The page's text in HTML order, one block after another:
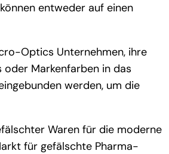
entweder auf einen
Optics Unternehmen, ihre
Markenfarben in das
werden, um die
Waren für die moderne
für gefälschte Pharma-